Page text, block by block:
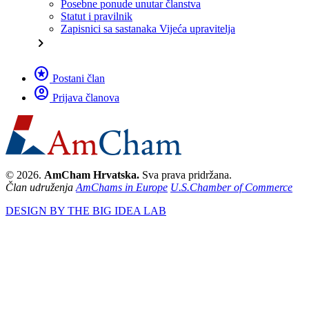
Posebne ponude unutar članstva
Statut i pravilnik
Zapisnici sa sastanaka Vijeća upravitelja
chevron_right
stars Postani član
account_circle Prijava članova
© 2026. AmCham Hrvatska. Sva prava pridržana.
Član udruženja AmChams in Europe U.S.Chamber of Commerce
DESIGN BY THE BIG IDEA LAB